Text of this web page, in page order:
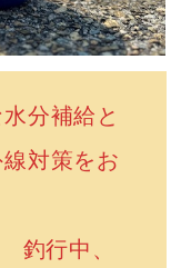
分補給と
対策をお
、